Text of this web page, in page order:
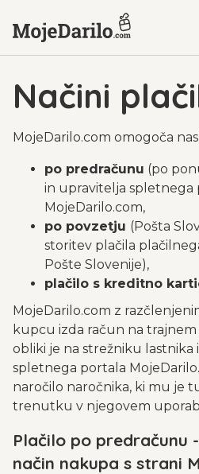
Načini
MojeDarilo.com omogoča
po predračunu (po
in upravitelja spletnega
MojeDarilo.com,
po povzetju (Pošta
storitev plačila
Pošte Slovenije),
plačilo s kreditno
MojeDarilo.com z
kupcu izda račun na
obliki je na strežniku lastnika
spletnega portala
naročilo naročnika, ki mu je
trenutku v njegovem
Plačilo po predračunu
način nakupa s strani